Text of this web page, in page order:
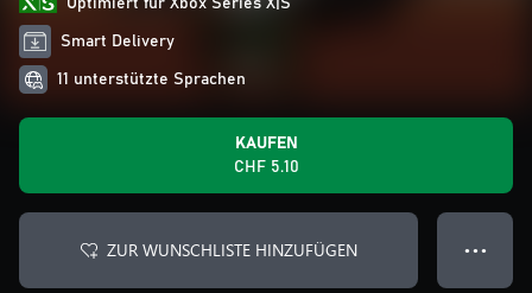
Optimiert für Xbox Series X|S
Smart Delivery
11 unterstützte Sprachen
KAUFEN
CHF 5.10
ZUR WUNSCHLISTE HINZUFÜGEN ● ● ●